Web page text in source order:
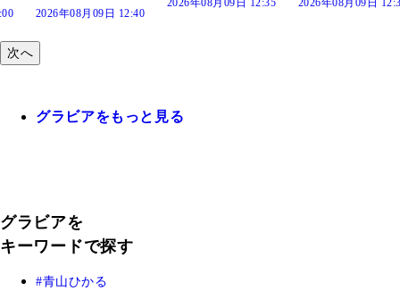
2026年08月09日 12:30
次へ
グラビアをもっと見る
グラビアを
キーワードで探す
青山ひかる